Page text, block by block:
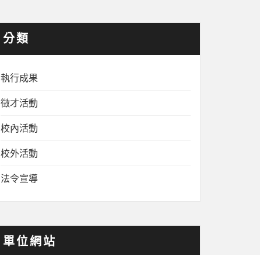
分類
執行成果
徵才活動
校內活動
校外活動
法令宣導
單位網站